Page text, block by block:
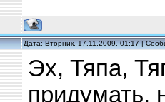
Дата: Вторник, 17.11.2009, 01:17 |
Эх, Тяпа,
придумать,